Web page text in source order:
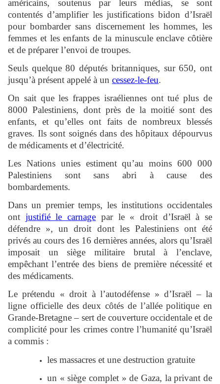
américains, soutenus par leurs médias, se sont
contentés d’amplifier les justifications bidon d’Israël
pour bombarder sans discernement les hommes, les
femmes et les enfants de la minuscule enclave côtière
et de préparer l’envoi de troupes.
Seuls quelque 80 députés britanniques, sur 650, ont
jusqu’à présent appelé à un cessez-le-feu.
On sait que les frappes israéliennes ont tué plus de
8000 Palestiniens, dont près de la moitié sont des
enfants, et qu’elles ont faits de nombreux blessés
graves. Ils sont soignés dans des hôpitaux dépourvus
de médicaments et d’électricité.
Les Nations unies estiment qu’au moins 600 000
Palestiniens sont sans abri à cause des
bombardements.
Dans un premier temps, les institutions occidentales
ont justifié le carnage par le « droit d’Israël à se
défendre », un droit dont les Palestiniens ont été
privés au cours des 16 dernières années, alors qu’Israël
imposait un siège militaire brutal à l’enclave,
empêchant l’entrée des biens de première nécessité et
des médicaments.
Le prétendu « droit à l’autodéfense » d’Israël – la
ligne officielle des deux côtés de l’allée politique en
Grande-Bretagne – sert de couverture occidentale et de
complicité pour les crimes contre l’humanité qu’Israël
a commis :
les massacres et une destruction gratuite
un « siège complet » de Gaza, la privant de